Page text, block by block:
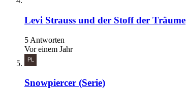
Levi Strauss und der Stoff der Träume
5 Antworten
Vor einem Jahr
Snowpiercer (Serie)